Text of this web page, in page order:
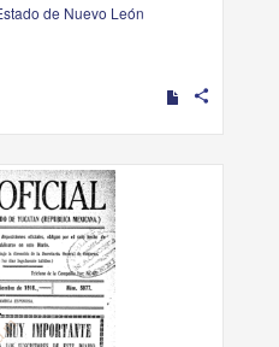
de Nuevo León
share